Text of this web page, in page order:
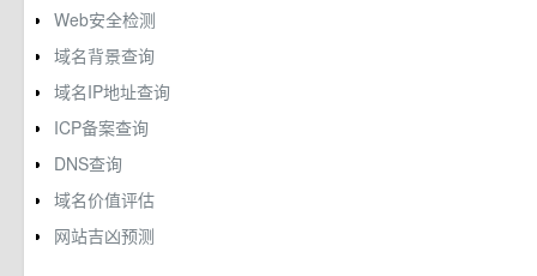
Web安全检测
域名背景查询
域名IP地址查询
ICP备案查询
DNS查询
域名价值评估
网站吉凶预测